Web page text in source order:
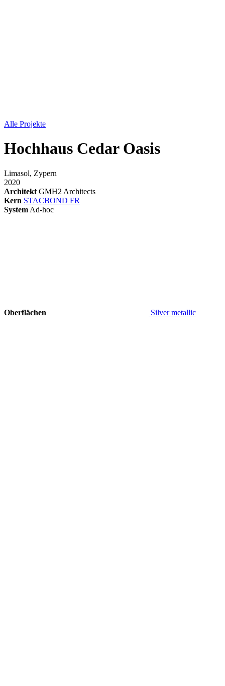
Alle Projekte
Hochhaus Cedar Oasis
Limasol, Zypern
2020
Architekt GMH2 Architects
Kern STACBOND FR
System Ad-hoc
Oberflächen Silver metallic